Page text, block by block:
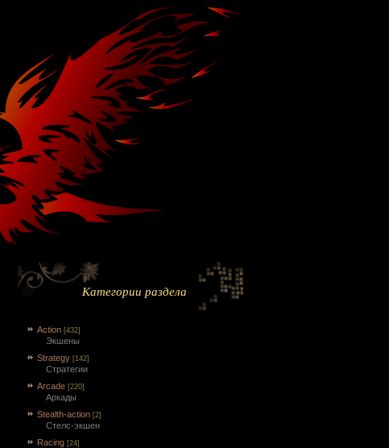
Категории раздела
Action [432]
Экшены
Strategy [142]
Стратегии
Arcade [220]
Аркады
Stealth-action [2]
Cтелс-экшен
Racing [24]